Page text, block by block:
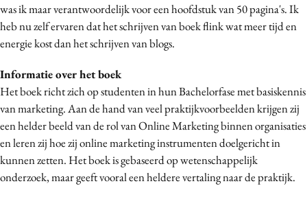
Data & Insights
Design
Digital transformation
Diversiteit
Effectiviteit
Gedragsverandering
Influencer marketing
Interne communicatie
Martech
was ik maar verantwoordelijk voor een hoofdstuk van 50 pagina's. Ik
heb nu zelf ervaren dat het schrijven van boek flink wat meer tijd en
energie kost dan het schrijven van blogs.
Informatie over het boek
Het boek richt zich op studenten in hun Bachelorfase met basiskennis
van marketing. Aan de hand van veel praktijkvoorbeelden krijgen zij
een helder beeld van de rol van Online Marketing binnen organisaties
en leren zij hoe zij online marketing instrumenten doelgericht in
kunnen zetten. Het boek is gebaseerd op wetenschappelijk
onderzoek, maar geeft vooral een heldere vertaling naar de praktijk.